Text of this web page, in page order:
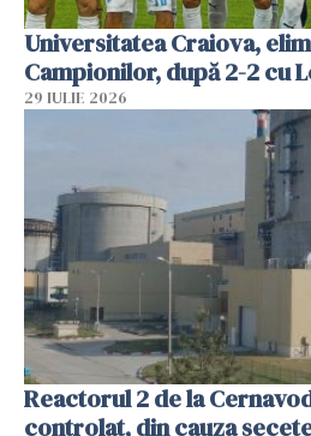
Universitatea Craiova,
Campionilor, după 2-2 cu
29 IULIE 2026
Reactorul 2 de la
controlat, din cauza